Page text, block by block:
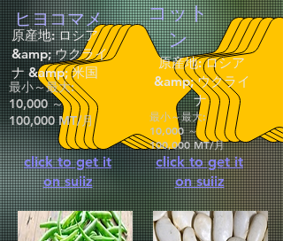
ヒヨコマメ
原産地: ロシア
&amp; ウクライ
ナ &amp; 米国
最小～最大:
10,000 ～
100,000 MT/月
コット
ン
原産地: ロシア
&amp; ウクライ
ナ
最小～最大:
10,000 ～
100,000 MT/月
click to get it
on suiiz
click to get it
on suiiz